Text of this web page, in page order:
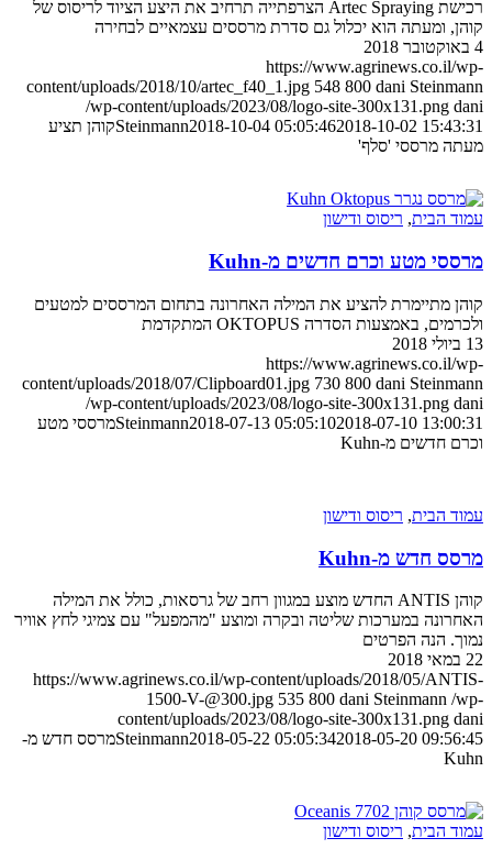
רכישת Artec Spraying הצרפתייה תרחיב את היצע הציוד לריסוס של
קוהן, ומעתה הוא יכלול גם סדרת מרססים עצמאיים לבחירה
4 באוקטובר 2018
https://www.agrinews.co.il/wp-
content/uploads/2018/10/artec_f40_1.jpg 548 800 dani Steinmann
/wp-content/uploads/2023/08/logo-site-300x131.png dani
Steinmann2018-10-04 05:05:462018-10-02 15:43:31
קוהן תציע
מעתה מרססי 'סלף'
עמוד הבית, ריסוס ודישון
מרססי מטע וכרם חדשים מ-Kuhn
קוהן מתיימרת להציע את המילה האחרונה בתחום המרססים למטעים
ולכרמים, באמצעות הסדרה OKTOPUS המתקדמת
13 ביולי 2018
https://www.agrinews.co.il/wp-
content/uploads/2018/07/Clipboard01.jpg 730 800 dani Steinmann
/wp-content/uploads/2023/08/logo-site-300x131.png dani
Steinmann2018-07-13 05:05:102018-07-10 13:00:31
מרססי מטע
וכרם חדשים מ-Kuhn
עמוד הבית, ריסוס ודישון
מרסס חדש מ-Kuhn
קוהן ANTIS החדש מוצע במגוון רחב של גרסאות, כולל את המילה
האחרונה במערכות שליטה ובקרה ומוצע "מהמפעל" עם צמיגי לחץ אוויר
נמוך. הנה הפרטים
22 במאי 2018
https://www.agrinews.co.il/wp-content/uploads/2018/05/ANTIS-
1500-V-@300.jpg 535 800 dani Steinmann /wp-
content/uploads/2023/08/logo-site-300x131.png dani
Steinmann2018-05-22 05:05:342018-05-20 09:56:45
מרסס חדש מ-
Kuhn
עמוד הבית, ריסוס ודישון